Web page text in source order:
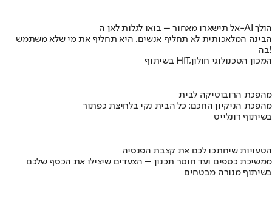
אל תישארו מאחור – בואו לגלות לאן ה-AI הולך
הבינה המלאכותית לא תחליף אנשים, היא תחליף את מי שלא משתמש
בה!
בשיתוף HIT,המכון הטכנולוגי חולון
מהפכת הרובוטיקה לבית
מהפכת הניקיון החכם: כל הבית נקי בלחיצת כפתור
בשיתוף רונלייט
הטעויות שיחתכו לכם את קצבת הפנסיה
ממשיכת כספים ועד חוסר תכנון – הצעדים שיצילו את הכסף שלכם
בשיתוף מנורה מבטחים